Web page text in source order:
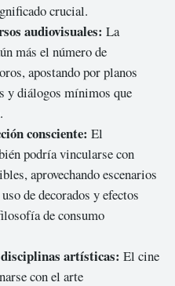
crucial.
audiovisuales: La
más el número de
apostando por planos
y diálogos mínimos que
consciente: El
podría vincularse con
aprovechando escenarios
de decorados y efectos
de consumo
artísticas: El cine
con el arte